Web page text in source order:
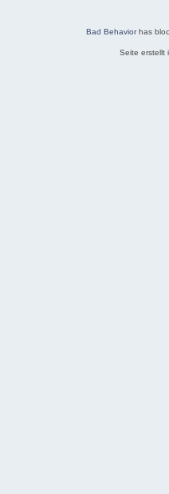
Bad Behaviorhas
Seite erstellt